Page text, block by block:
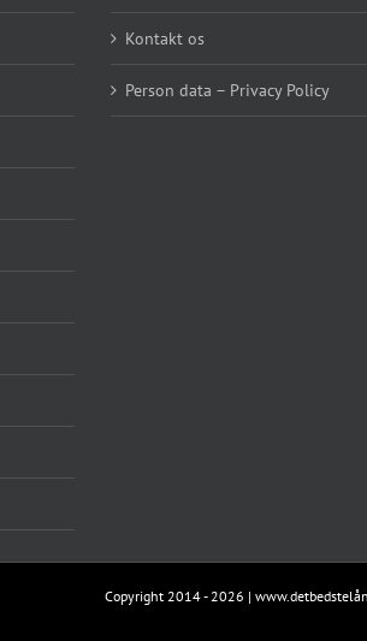
Kontakt os
Person data – Privacy Policy
Copyright 2014 -2026 |